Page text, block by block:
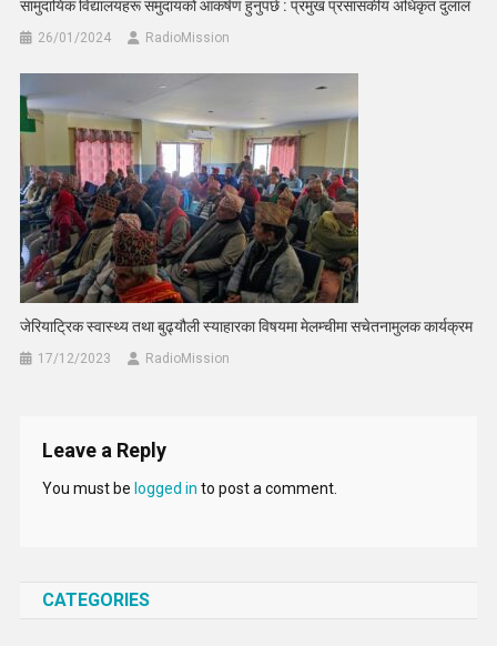
सामुदायिक विद्यालयहरू समुदायको आकर्षण हुनुपर्छ : प्रमुख प्रसासकीय अधिकृत दुलाल
26/01/2024 RadioMission
जेरियाट्रिक स्वास्थ्य तथा बुढ्यौली स्याहारका विषयमा मेलम्चीमा सचेतनामुलक कार्यक्रम
17/12/2023 RadioMission
Leave a Reply
You must be logged in to post a comment.
CATEGORIES